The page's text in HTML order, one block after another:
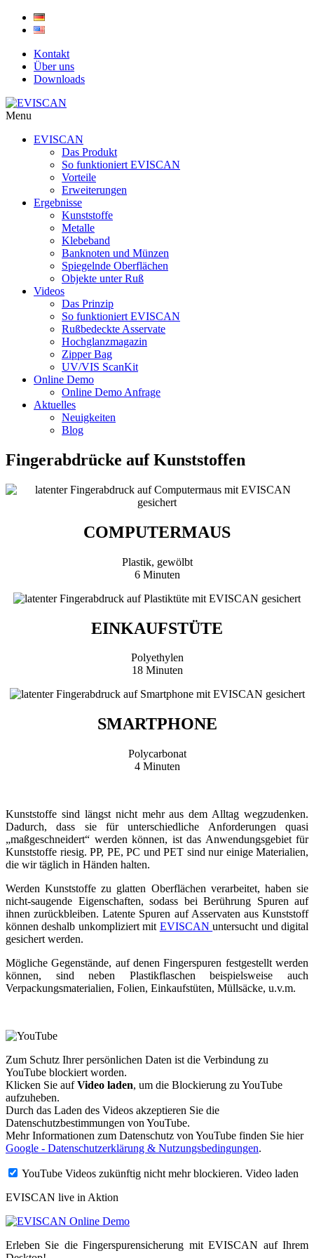
Skip
Kontakt
Über uns
Downloads
Menu
EVISCAN
Das Produkt
So funktioniert EVISCAN
Vorteile
Erweiterungen
Ergebnisse
Kunststoffe
Metalle
Klebeband
Banknoten und Münzen
Spiegelnde Oberflächen
Objekte unter Ruß
Videos
Das Prinzip
So funktioniert EVISCAN
Rußbedeckte Asservate
Hochglanzmagazin
Zipper Bag
UV/VIS ScanKit
Online Demo
Online Demo Anfrage
Aktuelles
Neuigkeiten
Blog
Fingerabdrücke auf Kunststoffen
COMPUTERMAUS
Plastik, gewölbt
6 Minuten
EINKAUFSTÜTE
Polyethylen
18 Minuten
SMARTPHONE
Polycarbonat
4 Minuten
Kunststoffe sind längst nicht mehr aus dem Alltag wegzudenken.
Dadurch, dass sie für unterschiedliche Anforderungen quasi
„maßgeschneidert“ werden können, ist das Anwendungsgebiet für
Kunststoffe riesig. PP, PE, PC und PET sind nur einige Materialien,
die wir täglich in Händen halten.
Werden Kunststoffe zu glatten Oberflächen verarbeitet, haben sie
nicht-saugende Eigenschaften, sodass bei Berührung Spuren auf
ihnen zurückbleiben. Latente Spuren auf Asservaten aus Kunststoff
können deshalb unkompliziert mit EVISCANuntersucht und digital
gesichert werden.
Mögliche Gegenstände, auf denen Fingerspuren festgestellt werden
können, sind neben Plastikflaschen beispielsweise auch
Verpackungsmaterialien, Folien, Einkaufstüten, Müllsäcke, u.v.m.
Zum Schutz Ihrer persönlichen Daten ist die Verbindung zu
YouTube blockiert worden.
Klicken Sie aufVideo laden, um die Blockierung zu YouTube
aufzuheben.
Durch das Laden des Videos akzeptieren Sie die
Datenschutzbestimmungen von YouTube.
Mehr Informationen zum Datenschutz von YouTube finden Sie hier
Google - Datenschutzerklärung & Nutzungsbedingungen.
YouTube Videos zukünftig nicht mehr blockieren. Video laden
EVISCAN live in Aktion
Erleben Sie die Fingerspurensicherung mit EVISCAN auf Ihrem